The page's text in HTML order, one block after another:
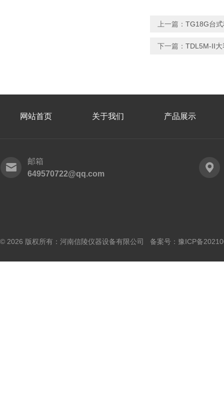
上一篇： TG18G台
下一篇： TDL5M-II
网站首页 关于我们 产品展示
邮箱
649570722@qq.com
© 2026 版权所有：河南信陵仪器设备有限公司 备案号： 豫ICP备